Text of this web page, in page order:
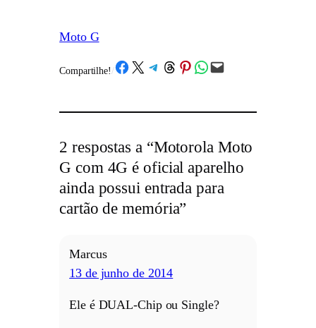
Moto G
Compartilhe! /Share on Facebook
Share on X Share on Telegram
Share on Threads
Share on Pinterest
Share on WhatsApp
Email this Page
2 respostas a “Motorola Moto
G com 4G é oficial aparelho
ainda possui entrada para
cartão de memória”
Marcus
13 de junho de 2014
Ele é DUAL-Chip ou Single?